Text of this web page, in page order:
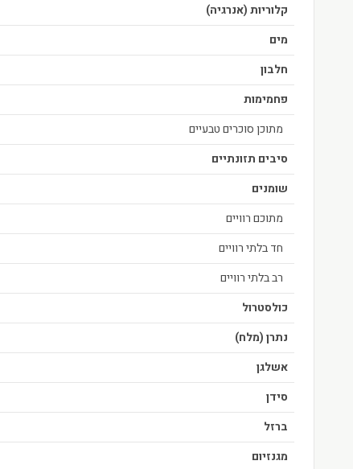
קלוריות (אנרגיה)
מים
חלבון
פחמימות
מתוכן סוכרים טבעיים
סיבים תזונתיים
שומנים
מתוכם רוויים
חד בלתי רוויים
רב בלתי רוויים
כולסטרול
נתרן (מלח)
אשלגן
סידן
ברזל
מגנזיום